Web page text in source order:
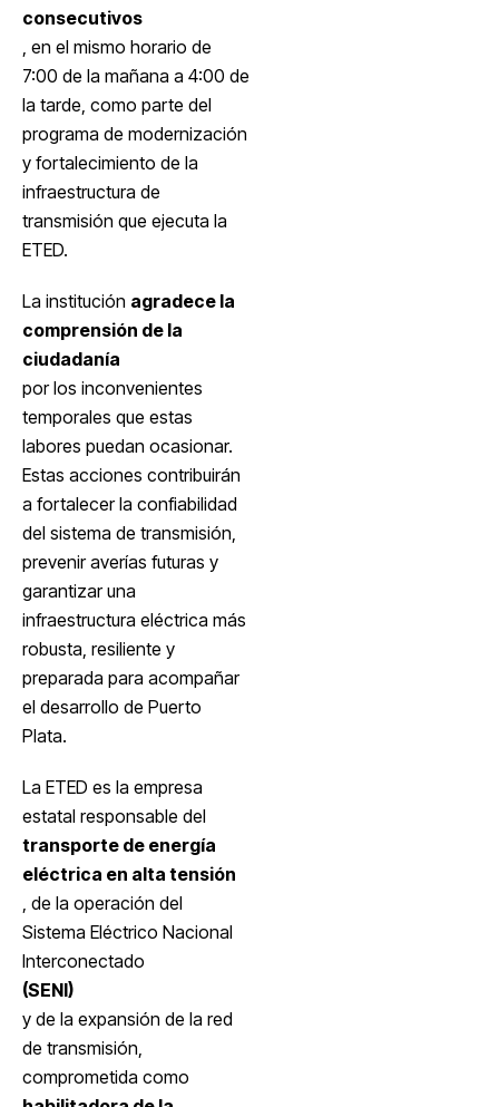
consecutivos
, en el mismo horario de
7:00 de la mañana a 4:00 de
la tarde, como parte del
programa de modernización
y fortalecimiento de la
infraestructura de
transmisión que ejecuta la
ETED.
La institución agradece la
comprensión de la
ciudadanía
por los inconvenientes
temporales que estas
labores puedan ocasionar.
Estas acciones contribuirán
a fortalecer la confiabilidad
del sistema de transmisión,
prevenir averías futuras y
garantizar una
infraestructura eléctrica más
robusta, resiliente y
preparada para acompañar
el desarrollo de Puerto
Plata.
La ETED es la empresa
estatal responsable del
transporte de energía
eléctrica en alta tensión
, de la operación del
Sistema Eléctrico Nacional
Interconectado
(SENI)
y de la expansión de la red
de transmisión,
comprometida como